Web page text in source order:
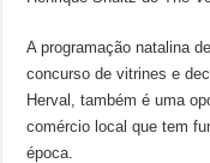
A programação natalina
concurso de vitrines e
Herval, também é uma
comércio local que tem
época.